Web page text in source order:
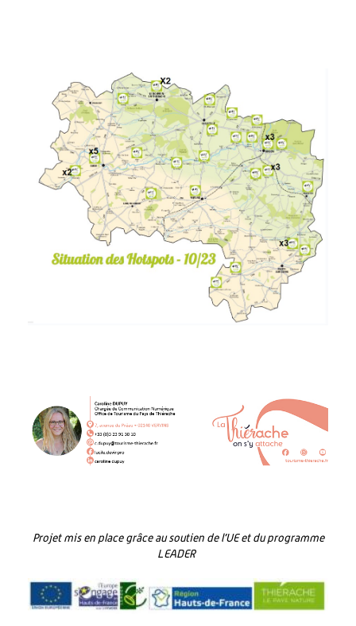
Projet mis en place grâce au soutien de l’UE et du programme
LEADER